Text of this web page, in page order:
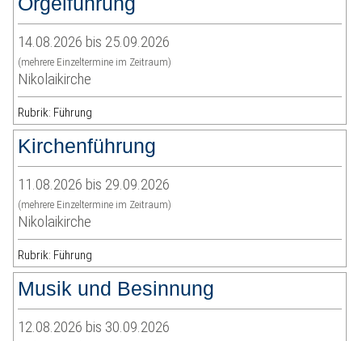
14.08.2026 bis 25.09.2026
(mehrere Einzeltermine im Zeitraum)
Nikolaikirche
Rubrik: Führung
Kirchenführung
11.08.2026 bis 29.09.2026
(mehrere Einzeltermine im Zeitraum)
Nikolaikirche
Rubrik: Führung
Musik und Besinnung
12.08.2026 bis 30.09.2026